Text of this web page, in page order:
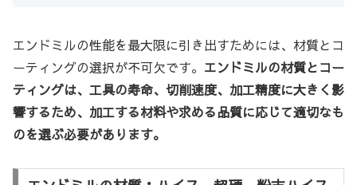
エンドミルの性能を最大限に引き出すためには、材質とコ
ーティングの選択が不可欠です。 エンドミルの材質とコー
ティングは、工具の寿命、切削速度、加工精度に大きく影
響するため、加工する材料や求める品質に応じて適切なも
のを選ぶ必要があります。